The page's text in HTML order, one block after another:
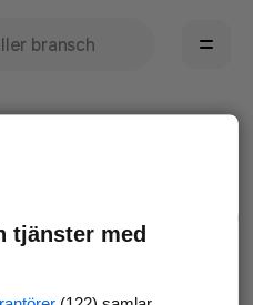
kan avhjälpa det.
och försök igen
tjänster med